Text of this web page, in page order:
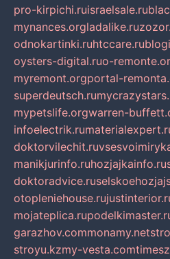
pro-kirpichi.ruisraelsale.ru
mynances.orgladalike.ru
odnokartinki.ruhtccare.ru
oysters-digital.ruo-
myremont.orgportal-
superdeutsch.ru
mypetslife.orgwarren-
infoelectrik.ru
doktorvilechit.ru
manikjurinfo.ruhozjajkainfo.ru
doktoradvice.ru
otopleniehouse.ru
mojateplica.ru
garazhov.commonamy.net
stroyu.kzmy-vesta.com